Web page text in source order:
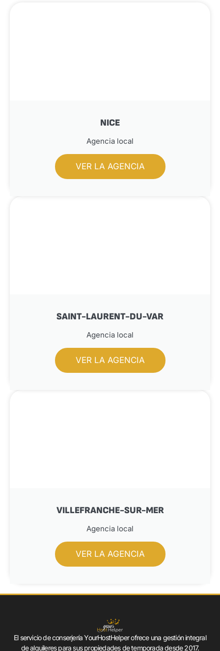
NICE
Agencia local
VER LA AGENCIA
SAINT-LAURENT-DU-VAR
Agencia local
VER LA AGENCIA
VILLEFRANCHE-SUR-MER
Agencia local
VER LA AGENCIA
El servicio de conserjería YourHostHelper ofrece una gestión integral
de alquileres para sus propiedades de temporada desde 2017.